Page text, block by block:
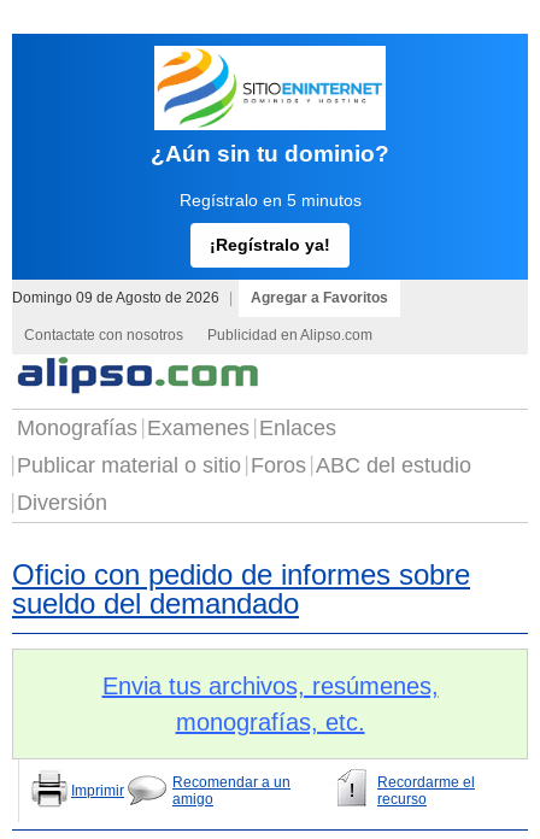
¿Aún sin tu dominio?
Regístralo en 5 minutos
¡Regístralo ya!
Domingo 09 de Agosto de 2026 Agregar a Favoritos
Contactate con nosotros Publicidad en Alipso.com
Monografías Examenes Enlaces
Publicar material o sitio Foros ABC del estudio
Diversión
Oficio con pedido de informes sobre
sueldo del demandado
Envia tus archivos, resúmenes,
monografías, etc.
Imprimir
Recomendar a un
amigo
Recordarme el
recurso